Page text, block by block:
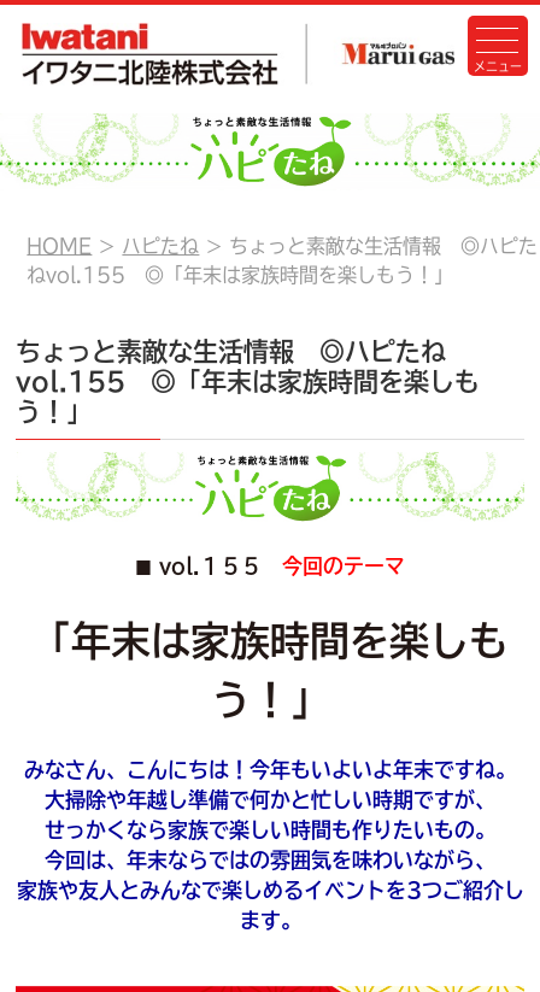
HOME ハピたね
ちょっと素敵な生活情報 ◎ハピた
ねvol.155 ◎「年末は家族時間を楽しもう！」
ちょっと素敵な生活情報 ◎ハピたね
vol.155 ◎「年末は家族時間を楽しも
う！」
vol.１５５ 今回のテーマ
「年末は家族時間を楽しも
う！」
みなさん、こんにちは！今年もいよいよ年末ですね。
大掃除や年越し準備で何かと忙しい時期ですが、
せっかくなら家族で楽しい時間も作りたいもの。
今回は、年末ならではの雰囲気を味わいながら、
家族や友人とみんなで楽しめるイベントを3つご紹介し
ます。